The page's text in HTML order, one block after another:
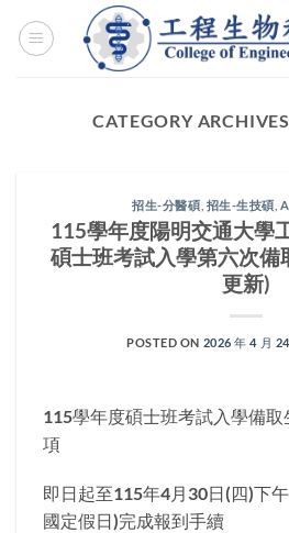
CATEGORY
招生-分醫碩 招生-生技碩 ,
115學年度陽明交通大學
碩士班考試入學第六次備
更新)
POSTED ON 2026 年 4 月
115學年度碩士班考試入學備
項
即日起至115年4月30日(四)下
國定假日)完成報到手續